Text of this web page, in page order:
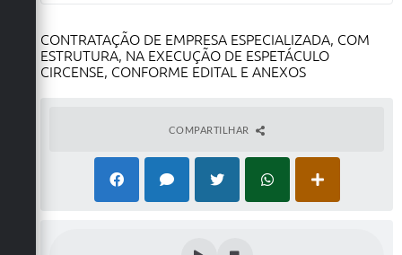
Contratos
Associação dos Servidores Públicos Municipais de
Carta de Serviços
CONTRATAÇÃO DE EMPRESA ESPECIALIZADA, COM
ESTRUTURA, NA EXECUÇÃO DE ESPETÁCULO
CIRCENSE, CONFORME EDITAL E ANEXOS
COMPARTILHAR